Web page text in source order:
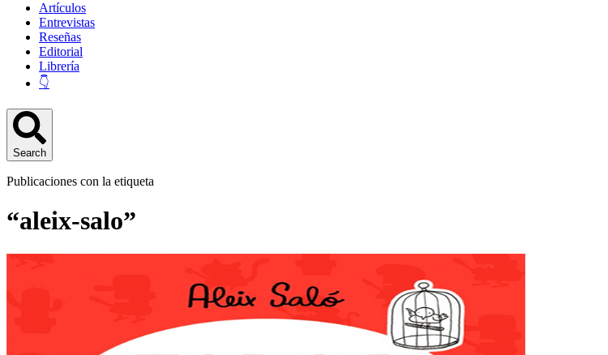
Artículos
Entrevistas
Reseñas
Editorial
Librería
👇
Search
Publicaciones con la etiqueta
“aleix-salo”